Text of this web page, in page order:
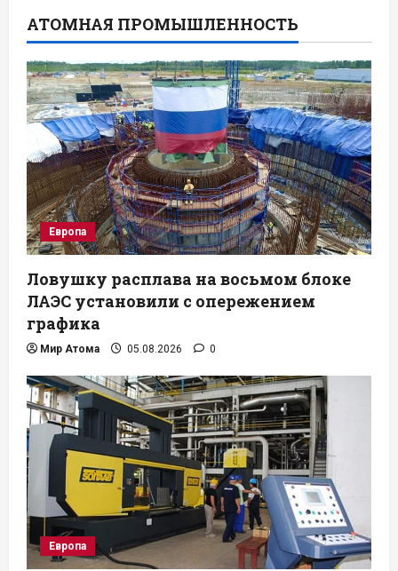
АТОМНАЯ ПРОМЫШЛЕННОСТЬ
Европа
Ловушку расплава на восьмом блоке
ЛАЭС установили с опережением
графика
Мир Атома 05.08.2026 0
Европа